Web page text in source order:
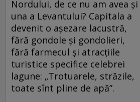
Nordului, de ce nu am avea și
una a Levantului? Capitala a
devenit o așezare lacustră,
fără gondole și gondolieri,
fără farmecul și atracțiile
turistice specifice celebrei
lagune: „Trotuarele, străzile,
toate sînt pline de apă”.